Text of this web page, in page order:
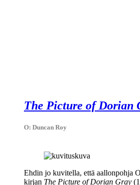
The Picture of Dorian
O: Duncan Roy
Ehdin jo kuvitella, että aallonpohja
kirjan The Picture of Dorian Gray